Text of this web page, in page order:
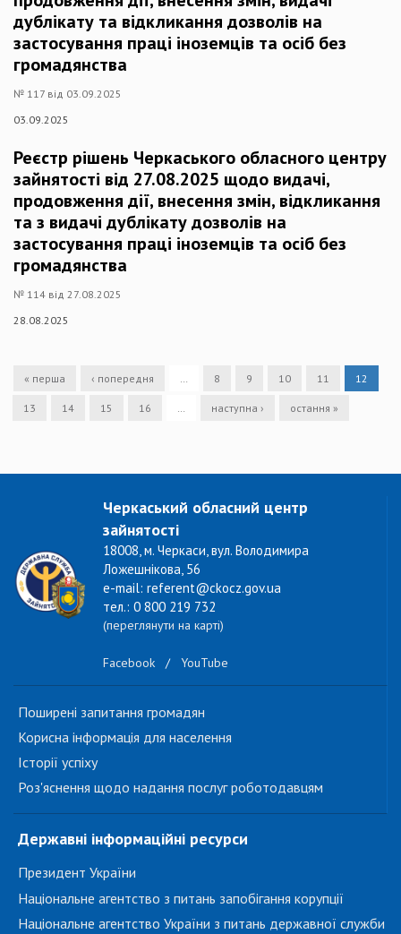
дублікату та відкликання дозволів на
застосування праці іноземців та осіб без
громадянства
№ 117 від 03.09.2025
03.09.2025
Реєстр рішень Черкаського обласного центру
зайнятості від 27.08.2025 щодо видачі,
продовження дії, внесення змін, відкликання
та з видачі дублікату дозволів на
застосування праці іноземців та осіб без
громадянства
№ 114 від 27.08.2025
28.08.2025
« перша ‹ попередня … 8 9 10 11 12
13 14 15 16 … наступна › остання »
Черкаський обласний центр
зайнятості
18008, м. Черкаси, вул. Володимира
Ложешнікова, 56
e-mail: referent@ckocz.gov.ua
тел.: 0 800 219 732
(переглянути на карті)
Facebook / YouTube
Поширені запитання громадян
Корисна інформація для населення
Історії успіху
Роз'яснення щодо надання послуг роботодавцям
Державні інформаційні ресурси
Президент України
Національне агентство з питань запобігання корупції
Національне агентство України з питань державної служби